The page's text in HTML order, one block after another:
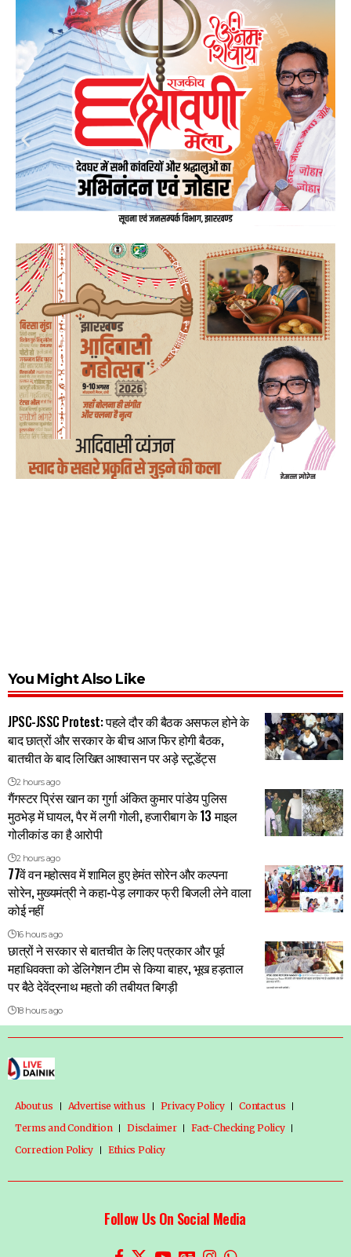
You Might Also Like
JPSC-JSSC Protest: पहले दौर की बैठक असफल होने के
बाद छात्रों और सरकार के बीच आज फिर होगी बैठक,
बातचीत के बाद लिखित आश्वासन पर अड़े स्टूडेंट्स
2 hours ago
गैंगस्टर प्रिंस खान का गुर्गा अंकित कुमार पांडेय पुलिस
मुठभेड़ में घायल, पैर में लगी गोली, हजारीबाग के 13 माइल
गोलीकांड का है आरोपी
2 hours ago
77वें वन महोत्सव में शामिल हुए हेमंत सोरेन और कल्पना
सोरेन, मुख्यमंत्री ने कहा-पेड़ लगाकर फ्री बिजली लेने वाला
कोई नहीं
16 hours ago
छात्रों ने सरकार से बातचीत के लिए पत्रकार और पूर्व
महाधिवक्ता को डेलिगेशन टीम से किया बाहर, भूख हड़ताल
पर बैठे देवेंद्रनाथ महतो की तबीयत बिगड़ी
18 hours ago
About us Advertise with us Privacy Policy
Contact us
Terms and Condition
Disclaimer
Fact-Checking Policy
Correction Policy
Ethics Policy
Follow Us On Social Media